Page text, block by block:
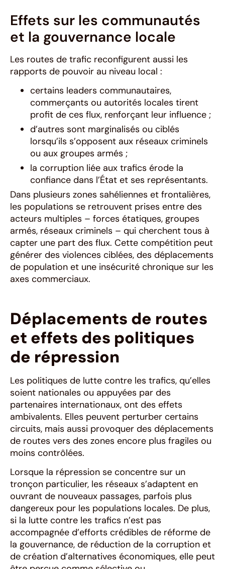
Effets sur les communautés
et la gouvernance locale
Les routes de trafic reconfigurent aussi les
rapports de pouvoir au niveau local :
certains leaders communautaires,
commerçants ou autorités locales tirent
profit de ces flux, renforçant leur influence ;
d’autres sont marginalisés ou ciblés
lorsqu’ils s’opposent aux réseaux criminels
ou aux groupes armés ;
la corruption liée aux trafics érode la
confiance dans l’État et ses représentants.
Dans plusieurs zones sahéliennes et frontalières,
les populations se retrouvent prises entre des
acteurs multiples – forces étatiques, groupes
armés, réseaux criminels – qui cherchent tous à
capter une part des flux. Cette compétition peut
générer des violences ciblées, des déplacements
de population et une insécurité chronique sur les
axes commerciaux.
Déplacements de routes
et effets des politiques
de répression
Les politiques de lutte contre les trafics, qu’elles
soient nationales ou appuyées par des
partenaires internationaux, ont des effets
ambivalents. Elles peuvent perturber certains
circuits, mais aussi provoquer des déplacements
de routes vers des zones encore plus fragiles ou
moins contrôlées.
Lorsque la répression se concentre sur un
tronçon particulier, les réseaux s’adaptent en
ouvrant de nouveaux passages, parfois plus
dangereux pour les populations locales. De plus,
si la lutte contre les trafics n’est pas
accompagnée d’efforts crédibles de réforme de
la gouvernance, de réduction de la corruption et
de création d’alternatives économiques, elle peut